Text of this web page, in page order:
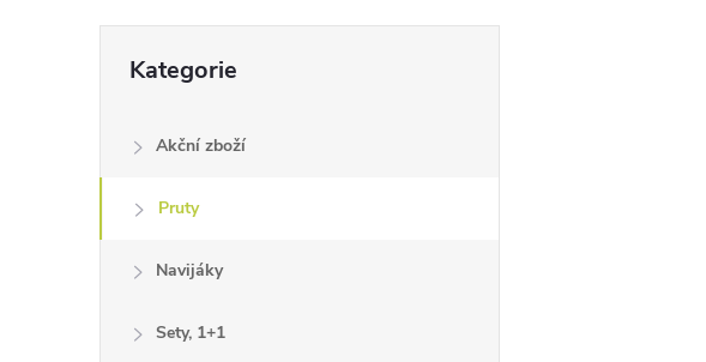
kategorie
Kategorie
Akční zboží
Pruty
Navijáky
Sety, 1+1